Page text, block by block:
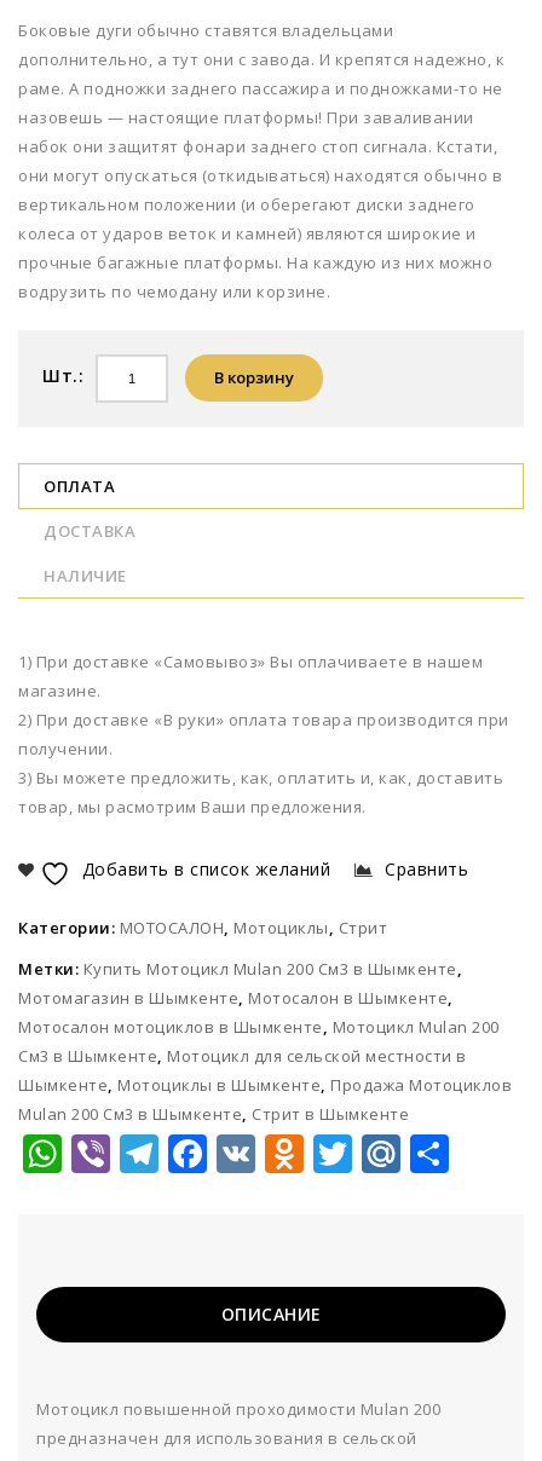
Боковые дуги обычно ставятся владельцами
дополнительно, а тут они с завода. И крепятся надежно, к
раме. А подножки заднего пассажира и подножками-то не
назовешь — настоящие платформы! При заваливании
набок они защитят фонари заднего стоп сигнала. Кстати,
они могут опускаться (откидываться) находятся обычно в
вертикальном положении (и оберегают диски заднего
колеса от ударов веток и камней) являются широкие и
прочные багажные платформы. На каждую из них можно
водрузить по чемодану или корзине.
Шт.: В корзину
ОПЛАТА
ДОСТАВКА
НАЛИЧИЕ
1) При доставке «Самовывоз» Вы оплачиваете в нашем
магазине.
2) При доставке «В руки» оплата товара производится при
получении.
3) Вы можете предложить, как, оплатить и, как, доставить
товар, мы расмотрим Ваши предложения.
Добавить в список желаний Сравнить
Категории: МОТОСАЛОН Мотоциклы
Стрит
Метки: Купить Мотоцикл Mulan 200 См3 в Шымкенте
Мотомагазин в Шымкенте Мотосалон в Шымкенте
Мотосалон мотоциклов в Шымкенте
Мотоцикл Mulan 200
См3 в Шымкенте Мотоцикл для сельской местности в
Шымкенте Мотоциклы в Шымкенте Продажа Мотоциклов
Mulan 200 См3 в Шымкенте Стрит в Шымкенте
WhatsApp
ViberTelegram
Facebook
VK TwitterMail.Ru
ОПИСАНИЕ
Мотоцикл повышенной проходимости Mulan 200
предназначен для использования в сельской